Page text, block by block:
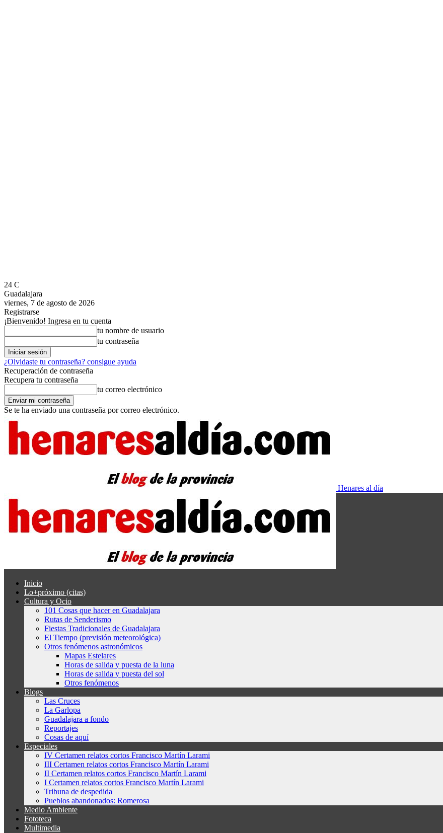
24 C
Guadalajara
viernes, 7 de agosto de 2026
Registrarse
¡Bienvenido! Ingresa en tu cuenta
tu nombre de usuario
tu contraseña
¿Olvidaste tu contraseña? consigue ayuda
Recuperación de contraseña
Recupera tu contraseña
tu correo electrónico
Se te ha enviado una contraseña por correo electrónico.
Henares al día
Inicio
Lo+próximo (citas)
Cultura y Ocio
101 Cosas que hacer en Guadalajara
Rutas de Senderismo
Fiestas Tradicionales de Guadalajara
El Tiempo (previsión meteorológica)
Otros fenómenos astronómicos
Mapas Estelares
Horas de salida y puesta de la luna
Horas de salida y puesta del sol
Otros fenómenos
Blogs
Las Cruces
La Garlopa
Guadalajara a fondo
Reportajes
Cosas de aquí
Especiales
IV Certamen relatos cortos Francisco Martín Larami
III Certamen relatos cortos Francisco Martín Larami
II Certamen relatos cortos Francisco Martín Larami
I Certamen relatos cortos Francisco Martín Larami
Tribuna de despedida
Pueblos abandonados: Romerosa
Medio Ambiente
Fototeca
Multimedia